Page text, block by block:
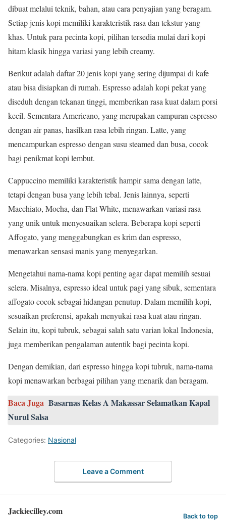
dibuat melalui teknik, bahan, atau cara penyajian yang beragam.
Setiap jenis kopi memiliki karakteristik rasa dan tekstur yang
khas. Untuk para pecinta kopi, pilihan tersedia mulai dari kopi
hitam klasik hingga variasi yang lebih creamy.
Berikut adalah daftar 20 jenis kopi yang sering dijumpai di kafe
atau bisa disiapkan di rumah. Espresso adalah kopi pekat yang
diseduh dengan tekanan tinggi, memberikan rasa kuat dalam porsi
kecil. Sementara Americano, yang merupakan campuran espresso
dengan air panas, hasilkan rasa lebih ringan. Latte, yang
mencampurkan espresso dengan susu steamed dan busa, cocok
bagi penikmat kopi lembut.
Cappuccino memiliki karakteristik hampir sama dengan latte,
tetapi dengan busa yang lebih tebal. Jenis lainnya, seperti
Macchiato, Mocha, dan Flat White, menawarkan variasi rasa
yang unik untuk menyesuaikan selera. Beberapa kopi seperti
Affogato, yang menggabungkan es krim dan espresso,
menawarkan sensasi manis yang menyegarkan.
Mengetahui nama-nama kopi penting agar dapat memilih sesuai
selera. Misalnya, espresso ideal untuk pagi yang sibuk, sementara
affogato cocok sebagai hidangan penutup. Dalam memilih kopi,
sesuaikan preferensi, apakah menyukai rasa kuat atau ringan.
Selain itu, kopi tubruk, sebagai salah satu varian lokal Indonesia,
juga memberikan pengalaman autentik bagi pecinta kopi.
Dengan demikian, dari espresso hingga kopi tubruk, nama-nama
kopi menawarkan berbagai pilihan yang menarik dan beragam.
Baca Juga Basarnas Kelas A Makassar Selamatkan Kapal
Nurul Salsa
Categories: Nasional
Leave a Comment
Jackiecilley.com Back to top